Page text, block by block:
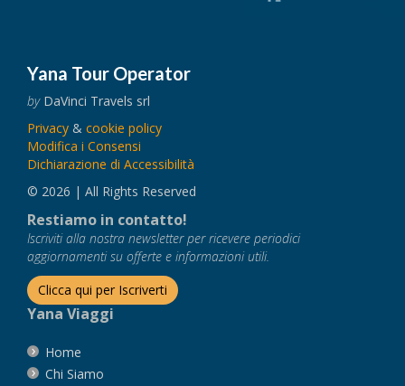
Yana Tour Operator
byDaVinci Travels srl
Privacy & cookie policy
Modifica i Consensi
Dichiarazione di Accessibilità
© 2026 | All Rights Reserved
Restiamo in contatto!
Iscriviti alla nostra newsletter per ricevere periodici
aggiornamenti su offerte e informazioni utili.
Clicca qui per Iscriverti
Yana Viaggi
Home
Chi Siamo